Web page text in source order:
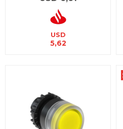
USD
5,62